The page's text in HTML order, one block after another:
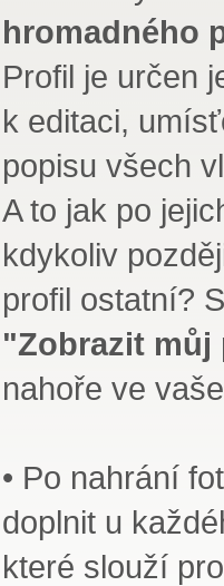
hromadného
Profil je určen
k editaci,
popisu všech
A to jak po
kdykoliv
profil ostatní?
"Zobrazit můj
nahoře ve
• Po nahrání
doplnit u
které slouží